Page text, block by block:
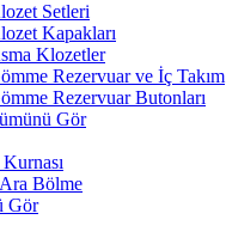
Setleri
Kapakları
Klozetler
Rezervuar ve İç Takım
Rezervuar Butonları
Gör
Bölme
Gör